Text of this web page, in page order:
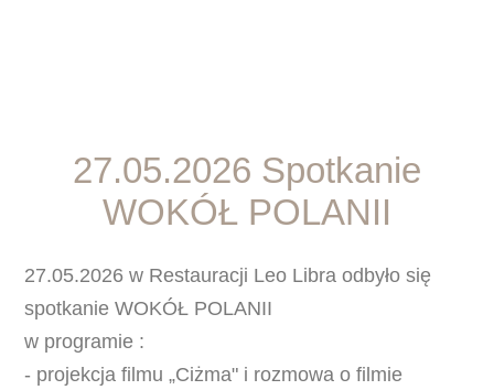
27.05.2026 Spotkanie
WOKÓŁ POLANII
27.05.2026 w Restauracji Leo Libra odbyło się
spotkanie WOKÓŁ POLANII
w programie :
- projekcja filmu „Ciżma" i rozmowa o filmie